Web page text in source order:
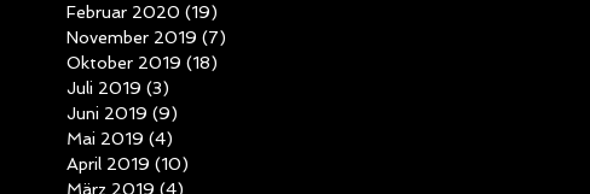
Februar 2020 (19)
November 2019 (7)
Oktober 2019 (18)
Juli 2019 (3)
Juni 2019 (9)
Mai 2019 (4)
April 2019 (10)
März 2019 (4)